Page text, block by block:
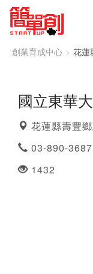
創業育成中心 花蓮
國立東華
花蓮縣壽豐
03-890-3687
1432